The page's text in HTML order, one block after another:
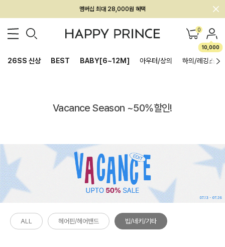
회원전용 아울렛, 가입하면 ~60% 할인!
멤버십 최대 28,000원 혜택 0
10,000
26SS 신상 BEST BABY[6~12M] 아우터/상의 하의/레깅스
Vacance Season ~50%할인!
ALL 헤어핀/헤어밴드 빕/네키/기타